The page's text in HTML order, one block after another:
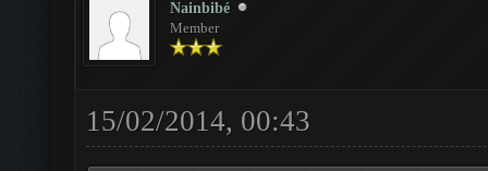
Nainbibé
Member
15/02/2014, 00:43